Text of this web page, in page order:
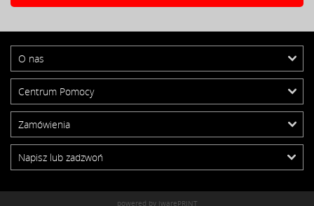
O nas
Centrum Pomocy
Zamówienia
Napisz lub zadzwoń
powered by iwarePRINT